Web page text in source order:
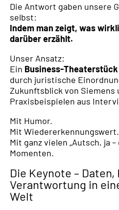
Die Antwort gaben unsere
selbst:
Indem man zeigt, was
darüber erzählt.
Unser Ansatz:
Ein Business-
durch juristische
Zukunftsblick von Siemens
Praxisbeispielen aus
Mit Humor.
Mit Wiedererkennungswert.
Mit ganz vielen „Autsch, ja
Momenten.
Die Keynote – Daten,
Verantwortung in
Welt